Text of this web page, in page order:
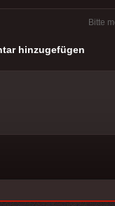
Bitte
hinzugefügen